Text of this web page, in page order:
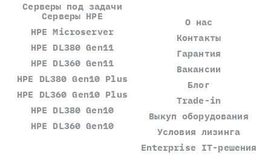
Серверы под задачи
Серверы HPE
HPE Microserver
HPE DL380 Gen11
HPE DL360 Gen11
HPE DL380 Gen10 Plus
HPE DL360 Gen10 Plus
HPE DL380 Gen10
HPE DL360 Gen10
О нас
Контакты
Гарантия
Вакансии
Блог
Trade-in
Выкуп оборудования
Условия лизинга
Enterprise IT-решения